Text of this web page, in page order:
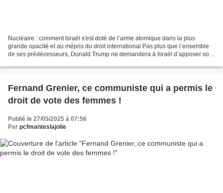
Nucléaire : comment Israël s'est doté de l’arme atomique dans la plus
grande opacité et au mépris du droit international Pas plus que l’ensemble
de ses prédécesseurs, Donald Trump ne demandera à Israël d’apposer son
Fernand Grenier, ce communiste qui a permis le
droit de vote des femmes !
Publié le 27/05/2025 à 07:56
Par pcfmanteslajolie